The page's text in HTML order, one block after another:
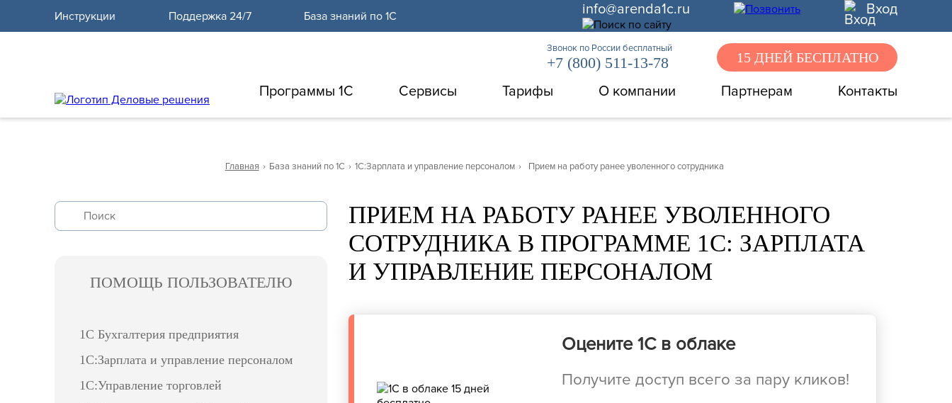
Инструкции Поддержка 24/7 База знаний по 1С info@arenda1c.ru Вход
Звонок по России бесплатный
+7 (800) 511-13-78 15 ДНЕЙ БЕСПЛАТНО
Программы 1С Сервисы Тарифы О компании Партнерам Контакты
Главная › База знаний по 1С › 1С:Зарплата и управление персоналом › Прием на работу ранее уволенного сотрудника
ПОМОЩЬ ПОЛЬЗОВАТЕЛЮ
1С Бухгалтерия предприятия
1С:Зарплата и управление персоналом
1С:Управление торговлей
ПРИЕМ НА РАБОТУ РАНЕЕ УВОЛЕННОГО
СОТРУДНИКА В ПРОГРАММЕ 1С: ЗАРПЛАТА
И УПРАВЛЕНИЕ ПЕРСОНАЛОМ
Оцените 1С в облаке
Получите доступ всего за пару кликов!